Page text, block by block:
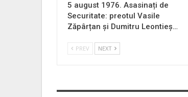
5 august 1976. Asasinați de
Securitate: preotul Vasile
Zăpârțan și Dumitru Leontieș…
PREV NEXT